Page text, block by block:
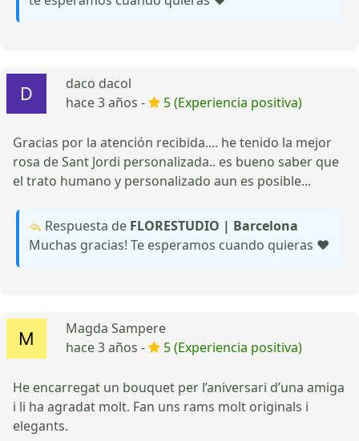
daco dacol
hace 3 años -
5 (Experiencia positiva)
Gracias por la atención recibida.... he tenido la mejor
rosa de Sant Jordi personalizada.. es bueno saber que
el trato humano y personalizado aun es posible...
Respuesta de FLORESTUDIO | Barcelona
Muchas gracias! Te esperamos cuando quieras ❤️
Magda Sampere
hace 3 años -
5 (Experiencia positiva)
He encarregat un bouquet per l’aniversari d’una amiga
i li ha agradat molt. Fan uns rams molt originals i
elegants.